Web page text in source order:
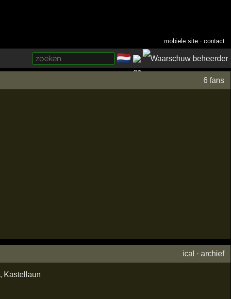
mobiele site ·contact
🇳🇱
6 fans
ical ·archief
, Kastellaun